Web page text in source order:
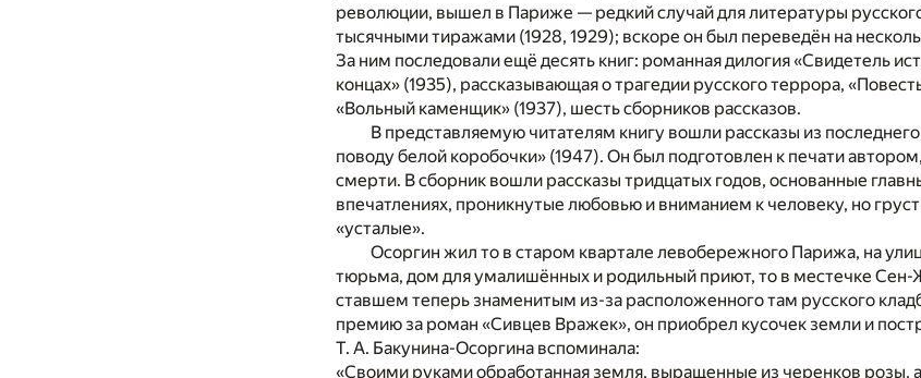
революции, вышел в Париже — редкий случай для литературы
тысячными тиражами (1928, 1929); вскоре он был переведён на
За ним последовали ещё десять книг: романная дилогия «Свидетель
концах» (1935), рассказывающая о трагедии русского террора,
«Вольный каменщик» (1937), шесть сборников рассказов.
В представляемую читателям книгу вошли рассказы из
поводу белой коробочки» (1947). Он был подготовлен к печати
смерти. В сборник вошли рассказы тридцатых годов, основанные
впечатлениях, проникнутые любовью и вниманием к человеку, но
«усталые».
Осоргин жил то в старом квартале левобережного Парижа, на
тюрьма, дом для умалишённых и родильный приют, то в местечке Сен-
ставшем теперь знаменитым из-за расположенного там русского
премию за роман «Сивцев Вражек», он приобрел кусочек земли и
Т. А. Бакунина-Осоргина вспоминала:
«Своими руками обработанная земля, выращенные из черенков розы,